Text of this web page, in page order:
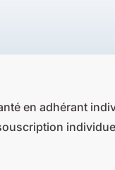
en adhérant